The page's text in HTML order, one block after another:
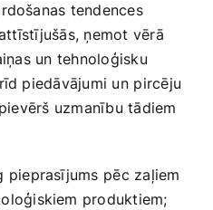
tendences
ņemot vērā
un‌ tehnoloģisku
piedāvājumi un ⁤pircēju
uzmanību tādiem
pieprasījums ⁢pēc zaļiem⁢
produktiem;